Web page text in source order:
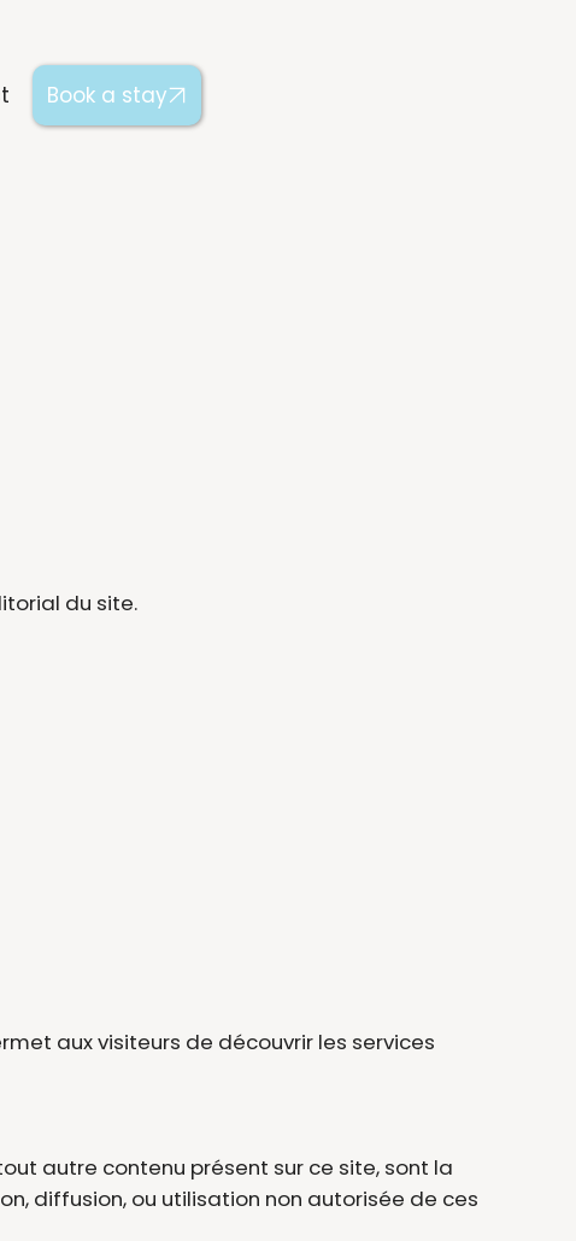
Book a stay
du site.
aux visiteurs de découvrir les services
autre contenu présent sur ce site, sont la
diffusion, ou utilisation non autorisée de ces